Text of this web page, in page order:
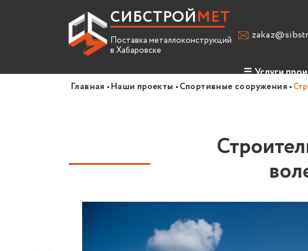
СИБСТРОЙМЕТ
Поставка металлоконструкций
в Хабаровске
☰ Услуги
Справочник
Вакансии
Главная Наши проекты Спортивные сооружения